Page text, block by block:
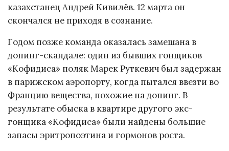
казахстанец Андрей Кивилёв. 12 марта он
скончался не приходя в сознание.
Годом позже команда оказалась замешана в
допинг-скандале: один из бывших гонщиков
«Кофидиса» поляк Марек Руткевич был задержан
в парижском аэропорту, когда пытался ввезти во
Францию вещества, похожие на допинг. В
результате обыска в квартире другого экс-
гонщика «Кофидиса» были найдены большие
запасы эритропоэтина и гормонов роста.